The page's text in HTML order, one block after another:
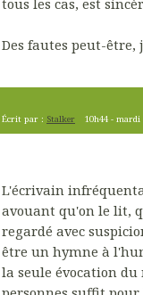
tous les cas, est
Des fautes peut-être,
Écrit par : Stalker 10h44 -mardi
L'écrivain
avouant qu'on le lit,
regardé avec
être un hymne à
la seule évocation